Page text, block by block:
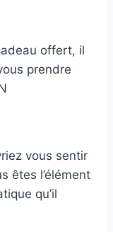
offert, il
prendre
vous sentir
êtes l’élément
qu’il